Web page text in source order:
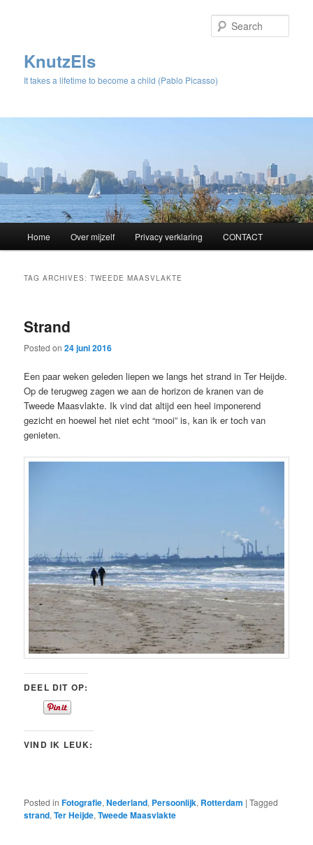
KnutzEls
It takes a lifetime to become a child (Pablo Picasso)
Skip
content
Skip
content
Home Over mijzelf Privacy verklaring CONTACT
TAG ARCHIVES:TWEEDE MAASVLAKTE
Strand
Posted on24 juni 2016
Een paar weken geleden liepen we langs het strand in Ter Heijde.
Op de terugweg zagen we aan de horizon de kranen van de
Tweede Maasvlakte. Ik vind dat altijd een heel imponerend
gezicht en hoewel het niet echt “mooi” is, kan ik er toch van
genieten.
DEEL DIT OP:
VIND IK LEUK:
Posted in Fotografie,Nederland, Persoonlijk, Rotterdam |Tagged
strand,Ter Heijde,Tweede Maasvlakte